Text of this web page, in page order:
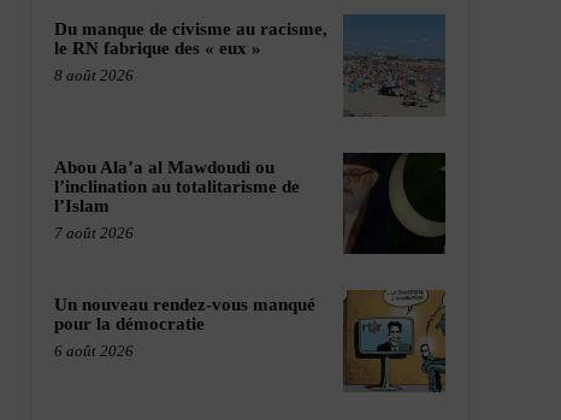
Du manque de civisme au racisme,
le RN fabrique des « eux »
8 août 2026
Abou Ala’a al Mawdoudi ou
l’inclination au totalitarisme de
l’Islam
7 août 2026
Un nouveau rendez-vous manqué
pour la démocratie
6 août 2026